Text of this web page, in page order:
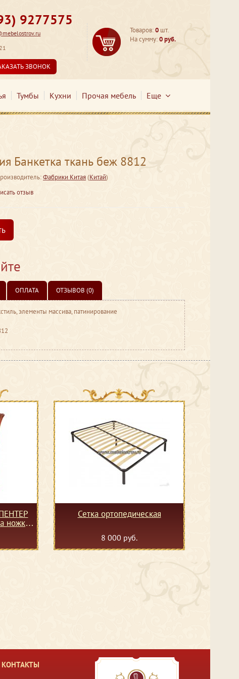
9277575
ЗВОНОК
Товаров:0 шт.
На сумму:0 руб.
Тумбы Кухни Прочая мебель Еще
Банкетка ткань беж 8812
Фабрики Китая(Китай)
отзыв
ОПЛАТА ОТЗЫВОВ (0)
элементы массива, патинирование
ножках
Сетка ортопедическая
8 000 руб.
КОНТАКТЫ